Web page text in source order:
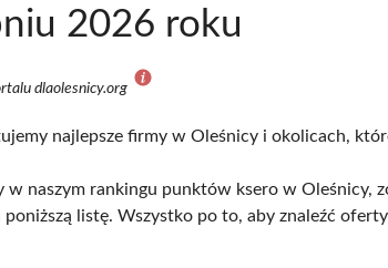
2026 roku
dlaolesnicy.org
najlepsze firmy w Oleśnicy i okolicach,
w naszym rankingu punktów ksero w Oleśnicy,
poniższą listę. Wszystko po to, aby znaleźć